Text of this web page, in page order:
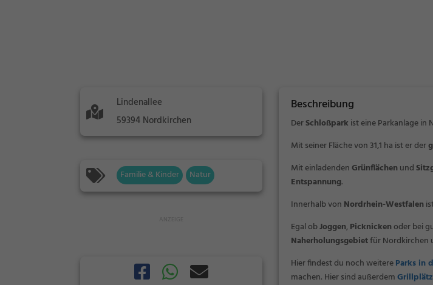
Lindenallee
59394 Nordkirchen
Familie & Kinder Natur
Beschreibung
DerSchloßpark ist eine Parkanlage in
Mit seiner Fläche von 31,1 ha ist er der
Mit einladendenGrünflächen und
Entspannung.
Innerhalb von Nordrhein-Westfalen
Egal obJoggen,Picknickenoder bei
Naherholungsgebietfür Nordkirchen
Hier findest du noch weitereParks in
machen. Hier sind außerdem